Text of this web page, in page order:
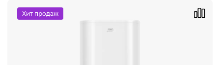
Хит продаж